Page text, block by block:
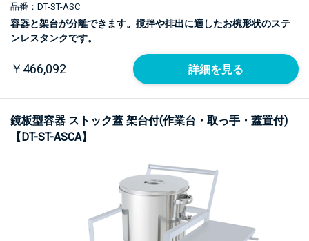
品番：DT-ST-ASC
容器と架台が分離できます。撹拌や排出に適したお椀形状のステ
ンレスタンクです。
￥466,092 詳細を見る
鏡板型容器 ストック蓋 架台付(作業台・取っ手・蓋置付)
【DT-ST-ASCA】